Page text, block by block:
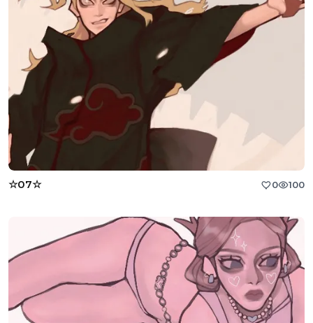
☆07☆ 0 100